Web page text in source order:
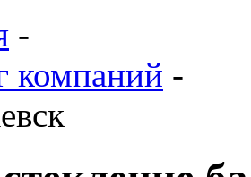
-
компаний -